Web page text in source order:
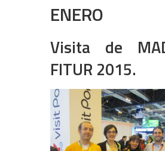
ENERO
Visita de
FITUR 2015.